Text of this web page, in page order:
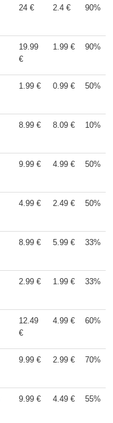
24 € 2.4 € 90%
19.99
€
1.99 € 90%
1.99 € 0.99 € 50%
8.99 € 8.09 € 10%
9.99 € 4.99 € 50%
4.99 € 2.49 € 50%
8.99 € 5.99 € 33%
2.99 € 1.99 € 33%
12.49
€
4.99 € 60%
9.99 € 2.99 € 70%
9.99 € 4.49 € 55%